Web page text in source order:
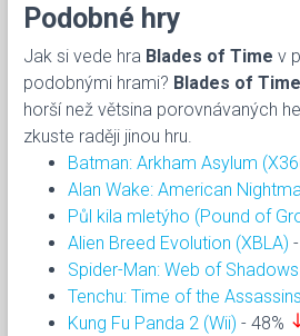
Podobné hry
Jak si vede hra Blades of Time v
podobnými hrami? Blades of Time
horší než větsina porovnávaných
zkuste raději jinou hru.
Batman: Arkham Asylum
Alan Wake: American
Půl kila mletýho (Pound of
Alien Breed Evolution (XBLA)
Spider-Man: Web of
Tenchu: Time of the Assassins
Kung Fu Panda 2 (Wii) - 48%